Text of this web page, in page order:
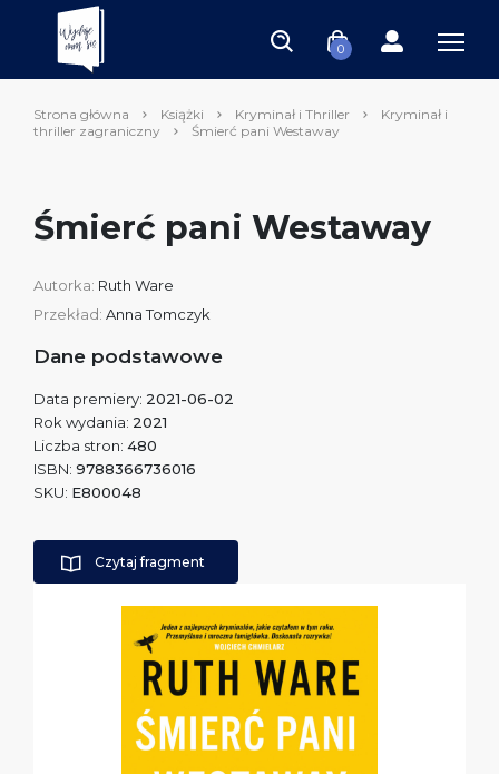
0
Strona główna Książki Kryminał i Thriller
Kryminał i
thriller zagraniczny
Śmierć pani Westaway
Śmierć pani Westaway
Autorka: Ruth Ware
Przekład: Anna Tomczyk
Dane podstawowe
Data premiery: 2021-06-02
Rok wydania: 2021
Liczba stron: 480
ISBN: 9788366736016
SKU: E800048
Czytaj fragment